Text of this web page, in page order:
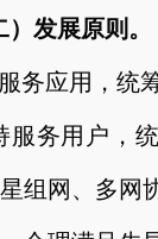
）发展原则。
务应用，统
服务用户，
组网、多网